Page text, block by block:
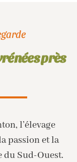
près
l’élevage
passion et la
du Sud-Ouest.